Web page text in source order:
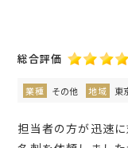
総合評価
業種 その他 地域 東
担当者の方が迅速